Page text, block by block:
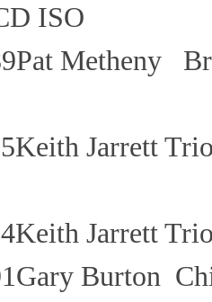
ISO
Metheny
Jarrett
Jarrett
Burton